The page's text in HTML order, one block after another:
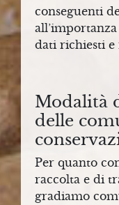
conseguenti
dati richiesti
Modalità
delle
Per quanto
raccolta e di
gradiamo